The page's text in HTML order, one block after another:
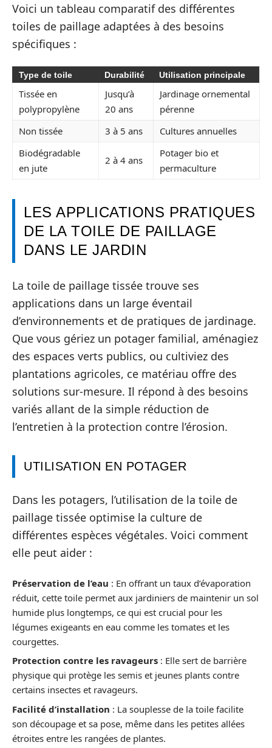
Voici un tableau comparatif des différentes
toiles de paillage adaptées à des besoins
spécifiques :
Type de toile Durabilité Utilisation principale
Tissée en
polypropylène
Jusqu’à
20 ans
Jardinage ornemental
pérenne
Non tissée
3 à 5 ans
Cultures annuelles
Biodégradable
en jute
2 à 4 ans
Potager bio et
permaculture
LES APPLICATIONS PRATIQUES
DE LA TOILE DE PAILLAGE
DANS LE JARDIN
La toile de paillage tissée trouve ses
applications dans un large éventail
d’environnements et de pratiques de jardinage.
Que vous gériez un potager familial, aménagiez
des espaces verts publics, ou cultiviez des
plantations agricoles, ce matériau offre des
solutions sur-mesure. Il répond à des besoins
variés allant de la simple réduction de
l’entretien à la protection contre l’érosion.
UTILISATION EN POTAGER
Dans les potagers, l’utilisation de la toile de
paillage tissée optimise la culture de
différentes espèces végétales. Voici comment
elle peut aider :
Préservation de l’eau : En offrant un taux d’évaporation
réduit, cette toile permet aux jardiniers de maintenir un sol
humide plus longtemps, ce qui est crucial pour les
légumes exigeants en eau comme les tomates et les
courgettes.
Protection contre les ravageurs : Elle sert de barrière
physique qui protège les semis et jeunes plants contre
certains insectes et ravageurs.
Facilité d’installation : La souplesse de la toile facilite
son découpage et sa pose, même dans les petites allées
étroites entre les rangées de plantes.